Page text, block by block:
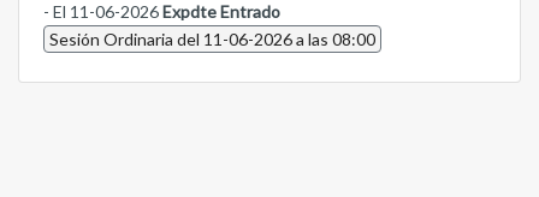
- El 11-06-2026Expdte Entrado
Sesión Ordinaria del 11-06-2026 a las 08:00